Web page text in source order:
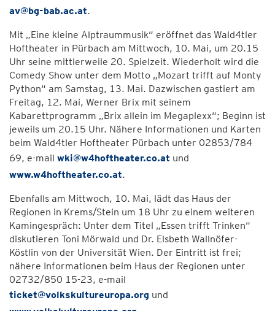
av@bg-bab.ac.at.
Mit „Eine kleine Alptraummusik“ eröffnet das Wald4tler
Hoftheater in Pürbach am Mittwoch, 10. Mai, um 20.15
Uhr seine mittlerweile 20. Spielzeit. Wiederholt wird die
Comedy Show unter dem Motto „Mozart trifft auf Monty
Python“ am Samstag, 13. Mai. Dazwischen gastiert am
Freitag, 12. Mai, Werner Brix mit seinem
Kabarettprogramm „Brix allein im Megaplexx“; Beginn ist
jeweils um 20.15 Uhr. Nähere Informationen und Karten
beim Wald4tler Hoftheater Pürbach unter 02853/784
69, e-mail wki@w4hoftheater.co.at und
www.w4hoftheater.co.at.
Ebenfalls am Mittwoch, 10. Mai, lädt das Haus der
Regionen in Krems/Stein um 18 Uhr zu einem weiteren
Kamingespräch: Unter dem Titel „Essen trifft Trinken“
diskutieren Toni Mörwald und Dr. Elsbeth Wallnöfer-
Köstlin von der Universität Wien. Der Eintritt ist frei;
nähere Informationen beim Haus der Regionen unter
02732/850 15-23, e-mail
ticket@volkskultureuropa.org und